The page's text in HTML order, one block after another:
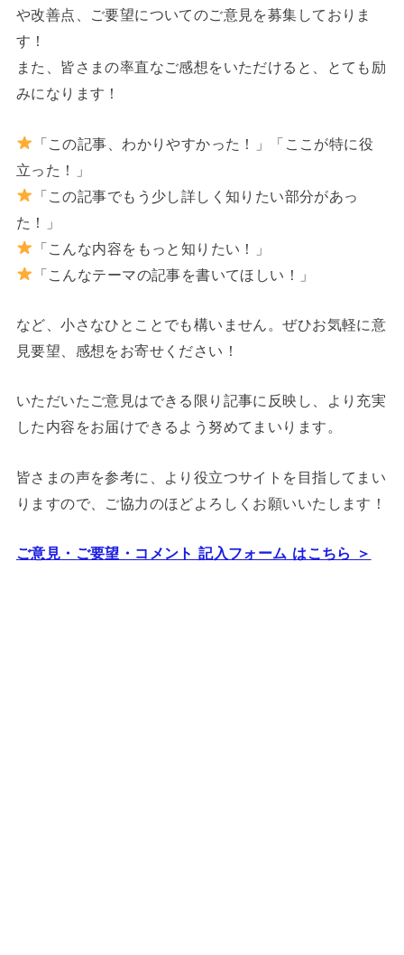
や改善点、ご要望についてのご意見を募集しておりま
す！
また、皆さまの率直なご感想をいただけると、とても励
みになります！
「この記事、わかりやすかった！」「ここが特に役
立った！」
「この記事でもう少し詳しく知りたい部分があっ
た！」
「こんな内容をもっと知りたい！」
「こんなテーマの記事を書いてほしい！」
など、小さなひとことでも構いません。ぜひお気軽に意
見要望、感想をお寄せください！
いただいたご意見はできる限り記事に反映し、より充実
した内容をお届けできるよう努めてまいります。
皆さまの声を参考に、より役立つサイトを目指してまい
りますので、ご協力のほどよろしくお願いいたします！
ご意見・ご要望・コメント 記入フォーム はこちら ＞